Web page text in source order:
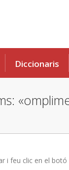
Diccionaris
i feu clic en el botó